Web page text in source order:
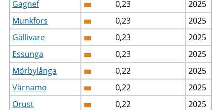
Gagnef 0,23
2025
Munkfors
0,23
2025
Gällivare
0,23
2025
Essunga
0,23
2025
Mörbylånga
0,22
2025
Värnamo
0,22
2025
Orust
0,22
2025